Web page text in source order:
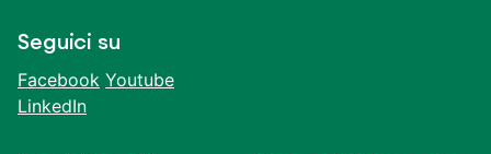
Seguici su
Facebook Youtube
LinkedIn